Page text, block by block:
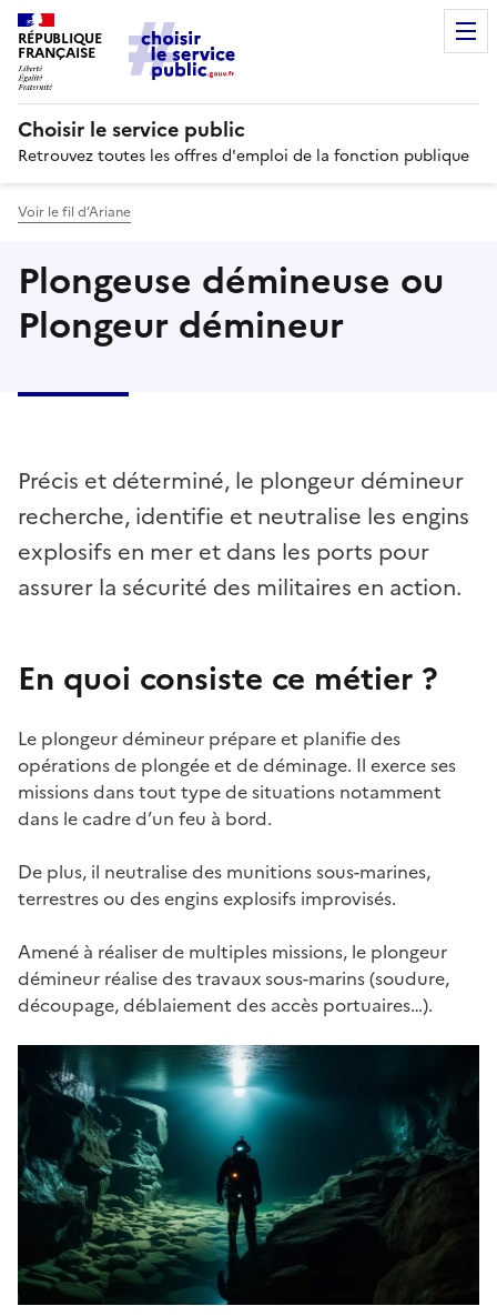
RÉPUBLIQUE
FRANÇAISE
Choisir le service public
Retrouvez toutes les offres d'emploi de la fonction publique
Voir le fil d’Ariane
Plongeuse démineuse ou
Plongeur démineur
Précis et déterminé, le plongeur démineur
recherche, identifie et neutralise les engins
explosifs en mer et dans les ports pour
assurer la sécurité des militaires en action.
En quoi consiste ce métier ?
Le plongeur démineur prépare et planifie des
opérations de plongée et de déminage. Il exerce ses
missions dans tout type de situations notamment
dans le cadre d’un feu à bord.
De plus, il neutralise des munitions sous-marines,
terrestres ou des engins explosifs improvisés.
Amené à réaliser de multiples missions, le plongeur
démineur réalise des travaux sous-marins (soudure,
découpage, déblaiement des accès portuaires…).